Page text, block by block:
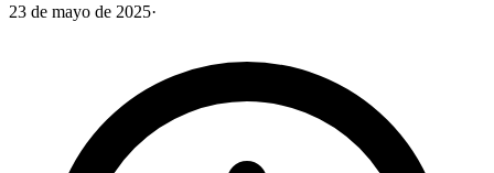
23 de mayo de 2025·